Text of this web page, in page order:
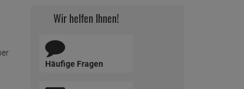
Wir helfen Ihnen!
Häufige Fragen